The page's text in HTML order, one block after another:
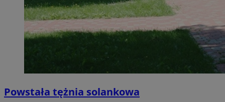
Powstała tężnia solankowa